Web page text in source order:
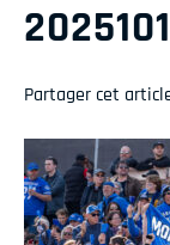
Partager cet